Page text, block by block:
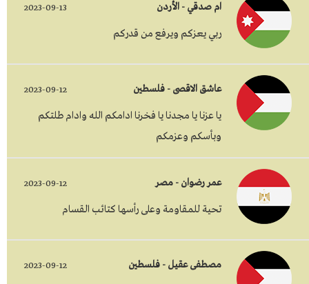
ام صدقي - الأردن 2023-09-13
ربي يعزكم ويرفع من قدركم
عاشق الاقصى - فلسطين 2023-09-12
يا عزنا يا مجدنا يا فخرنا ادامكم الله وادام طلتكم
وبأسكم وعزمكم
عمر رضوان - مصر 2023-09-12
تحية للمقاومة وعلى رأسها كتائب القسام
مصطفى عقيل - فلسطين 2023-09-12